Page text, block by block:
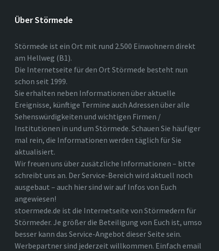
Über Störmede
Störmede ist ein Ort mit rund 2.500 Einwohnern direkt
am Hellweg (B1).
Die Internetseite für den Ort Störmede besteht nun
schon seit 1999.
Sie erhalten neben Informationen über aktuelle
Ereignisse, künftige Termine auch Adressen über alle
Sehenswürdigkeiten und wichtigen Firmen /
Institutionen in und um Störmede. Schauen Sie häufiger
mal rein, die Informationen werden täglich für Sie
aktualisiert.
Wir freuen uns über zusätzliche Informationen – bitte
schreibt uns an. Der Service-Bereich wird aktuell noch
ausgebaut – auch hier sind wir auf Infos von Euch
angewiesen!
stoermede.de ist die Internetseite von Störmedern für
Störmeder. Je größer die Beteiligung von Euch ist, umso
besser kann das Service-Angebot dieser Seite sein.
Werbepartner sind jederzeit willkommen. Einfach email